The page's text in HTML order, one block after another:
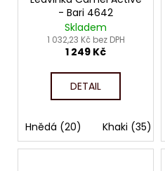
- Bari 4642
Skladem
1 032,23 Kč bez DPH
1 249 Kč
DETAIL
Hnědá (20) Khaki (35)